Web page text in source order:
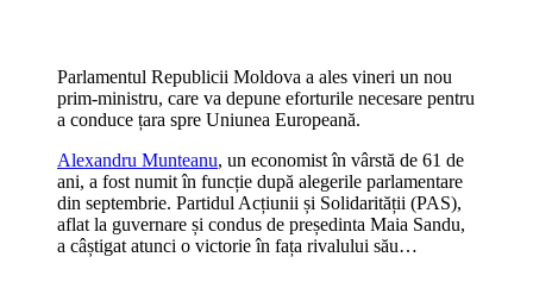
Parlamentul Republicii Moldova a ales vineri un nou
prim-ministru, care va depune eforturile necesare pentru
a conduce țara spre Uniunea Europeană.
Alexandru Munteanu, un economist în vârstă de 61 de
ani, a fost numit în funcție după alegerile parlamentare
din septembrie. Partidul Acțiunii și Solidarității (PAS),
aflat la guvernare și condus de președinta Maia Sandu,
a câștigat atunci o victorie în fața rivalului său…